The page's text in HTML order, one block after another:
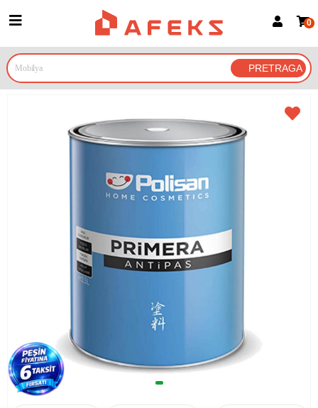
Prijava za članove
Prijavite se Google nalogom
0